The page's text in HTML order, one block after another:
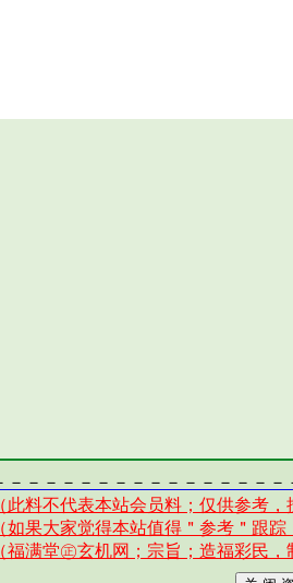
－－－－－－－－－－－－－－－
此料不代表本站会员料；仅供参考
如果大家觉得本站值得＂参考＂跟
福满堂㊣玄机网；宗旨；造福彩民